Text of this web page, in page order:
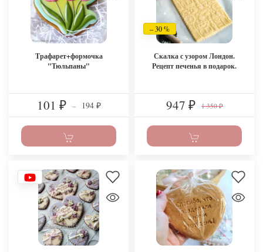
Трафарет+формочка
"Тюльпаны"
101 ₽ – 194 ₽
– 30 %
Скалка с узором Лондон.
Рецепт печенья в подарок.
947 ₽ 1 350₽